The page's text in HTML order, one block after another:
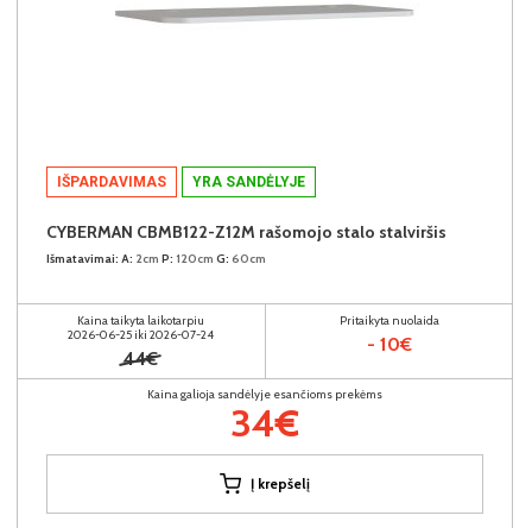
IŠPARDAVIMAS YRA SANDĖLYJE
CYBERMAN CBMB122-Z12M rašomojo stalo stalviršis
Išmatavimai: A: 2cm P: 120cm G: 60cm
Kaina taikyta laikotarpiu
2026-06-25 iki 2026-07-24
44€
Pritaikyta nuolaida
- 10€
Kaina galioja sandėlyje esančioms prekėms
34€
Į krepšelį